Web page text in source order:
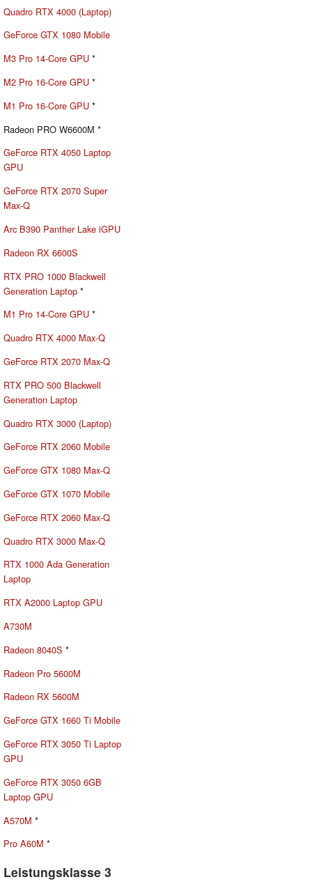
Quadro RTX 4000 (Laptop)
GeForce GTX 1080 Mobile
M3 Pro 14-Core GPU *
M2 Pro 16-Core GPU *
M1 Pro 16-Core GPU *
Radeon PRO W6600M *
GeForce RTX 4050 Laptop
GPU
GeForce RTX 2070 Super
Max-Q
Arc B390 Panther Lake iGPU
Radeon RX 6600S
RTX PRO 1000 Blackwell
Generation Laptop *
M1 Pro 14-Core GPU *
Quadro RTX 4000 Max-Q
GeForce RTX 2070 Max-Q
RTX PRO 500 Blackwell
Generation Laptop
Quadro RTX 3000 (Laptop)
GeForce RTX 2060 Mobile
GeForce GTX 1080 Max-Q
GeForce GTX 1070 Mobile
GeForce RTX 2060 Max-Q
Quadro RTX 3000 Max-Q
RTX 1000 Ada Generation
Laptop
RTX A2000 Laptop GPU
A730M
Radeon 8040S *
Radeon Pro 5600M
Radeon RX 5600M
GeForce GTX 1660 Ti Mobile
GeForce RTX 3050 Ti Laptop
GPU
GeForce RTX 3050 6GB
Laptop GPU
A570M *
Pro A60M *
Leistungsklasse 3